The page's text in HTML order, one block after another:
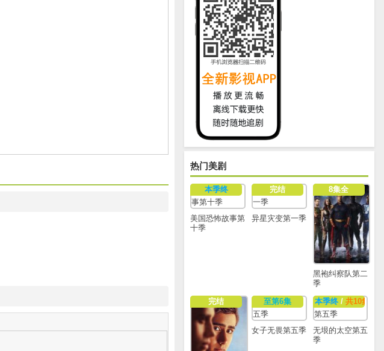
热门美剧
本季终
美国恐怖故事第
十季
完结
异星灾变第一季
8集全
黑袍纠察队第二
季
完结
至第6集
女子无畏第五季
本季终/ 共10集
无垠的太空第五
季